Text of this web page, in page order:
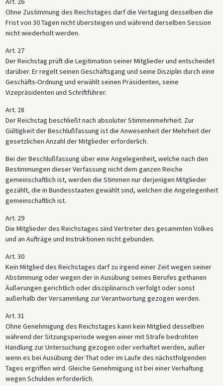
Ohne Zustimmung des Reichstages darf die Vertagung desselben die
Frist von 30 Tagen nicht übersteigen und während derselben Session
nicht wiederholt werden.
Art. 27
Der Reichstag prüft die Legitimation seiner Mitglieder und entscheidet
darüber. Er regelt seinen Geschäftsgang und seine Disziplin durch eine
Geschäfts-Ordnung und erwählt seinen Präsidenten, seine
Vizepräsidenten und Schriftführer.
Art. 28
Der Reichstag beschließt nach absoluter Stimmenmehrheit. Zur
Gültigkeit der Beschlußfassung ist die Anwesenheit der Mehrheit der
gesetzlichen Anzahl der Mitglieder erforderlich.
Bei der Beschlußfassung über eine Angelegenheit, welche nach den
Bestimmungen dieser Verfassung nicht dem ganzen Reiche
gemeinschaftlich ist, werden die Stimmen nur derjenigen Mitglieder
gezählt, die in Bundesstaaten gewählt sind, welchen die Angelegenheit
gemeinschaftlich ist.
Art. 29
Die Mitglieder des Reichstages sind Vertreter des gesammten Volkes
und an Aufträge und Instruktionen nicht gebunden.
Art. 30
Kein Mitglied des Reichstages darf zu irgend einer Zeit wegen seiner
Abstimmung oder wegen der in Ausübung seines Berufes gethanen
Äußerungen gerichtlich oder disziplinarisch verfolgt oder sonst
außerhalb der Versammlung zur Verantwortung gezogen werden.
Art. 31
Ohne Genehmigung des Reichstages kann kein Mitglied desselben
während der Sitzungsperiode wegen einer mit Strafe bedrohten
Handlung zur Untersuchung gezogen oder verhaftet werden, außer
wenn es bei Ausübung der That oder im Laufe des nächstfolgenden
Tages ergriffen wird. Gleiche Genehmigung ist bei einer Verhaftung
wegen Schulden erforderlich.